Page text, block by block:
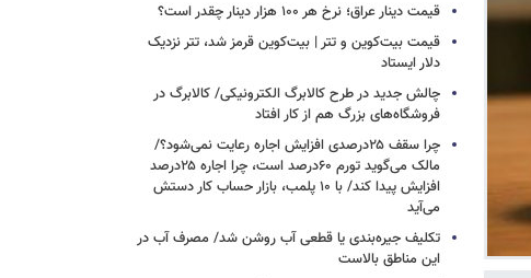
قیمت دینار عراق؛ نرخ هر ۱۰۰ هزار دینار چقدر است؟
قیمت بیت‌کوین و تتر | بیت‌کوین قرمز شد، تتر نزدیک
دلار ایستاد
چالش جدید در طرح کالابرگ الکترونیکی/ کالابرگ در
فروشگاه‌های بزرگ هم از کار افتاد
چرا سقف ۲۵درصدی افزایش اجاره رعایت نمی‌شود؟/
مالک می‌گوید تورم ۶۰درصد است، چرا اجاره ۲۵درصد
افزایش پیدا کند/ با ۱۰ پلمب، بازار حساب کار دستش
می‌آید
تکلیف جیره‌بندی یا قطعی آب روشن شد/ مصرف آب در
این مناطق بالاست